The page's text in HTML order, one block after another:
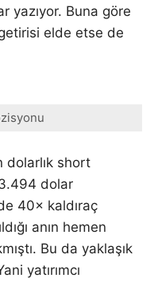
yazıyor. Buna göre
elde etse de
dolarlık short
dolar
40× kaldıraç
anın hemen
Bu da yaklaşık
yatırımcı